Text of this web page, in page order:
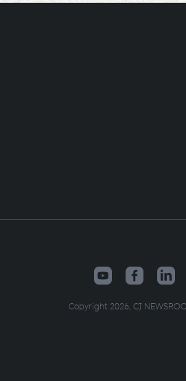
Copyright 2026. CJ